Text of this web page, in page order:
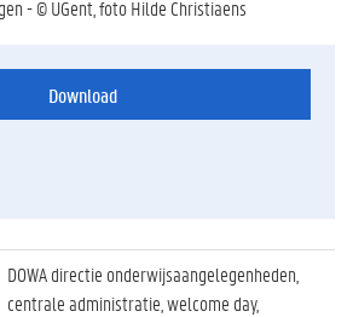
- © UGent, foto Hilde Christiaens
Download
DOWA directie onderwijsaangelegenheden,
centrale administratie, welcome day,